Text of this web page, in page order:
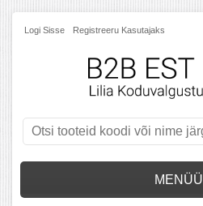
Logi Sisse Registreeru Kasutajaks
MENÜÜ